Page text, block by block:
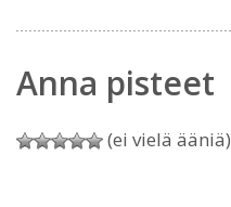
Anna pisteet
(ei vielä ääniä)